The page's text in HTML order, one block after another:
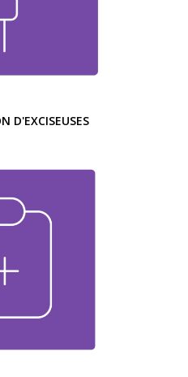
D'EXCISEUSES